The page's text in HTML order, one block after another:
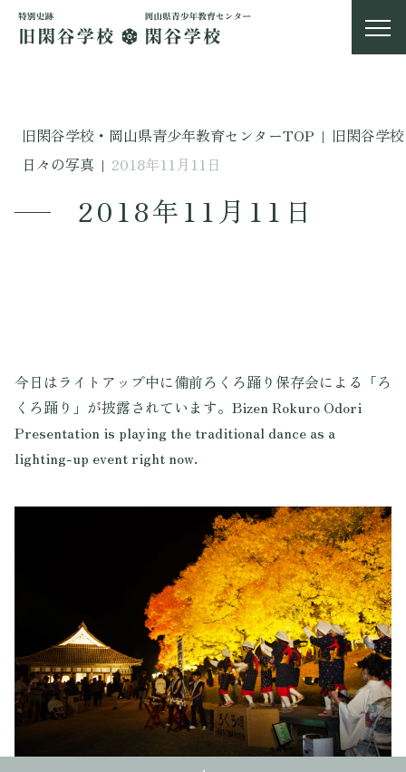
旧閑谷学校・岡山県青少年教育センターTOP | 旧閑谷学校
日々の写真 | 2018年11月11日
2018年11月11日
今日はライトアップ中に備前ろくろ踊り保存会による「ろ
くろ踊り」が披露されています。Bizen Rokuro Odori
Presentation is playing the traditional dance as a
lighting-up event right now.